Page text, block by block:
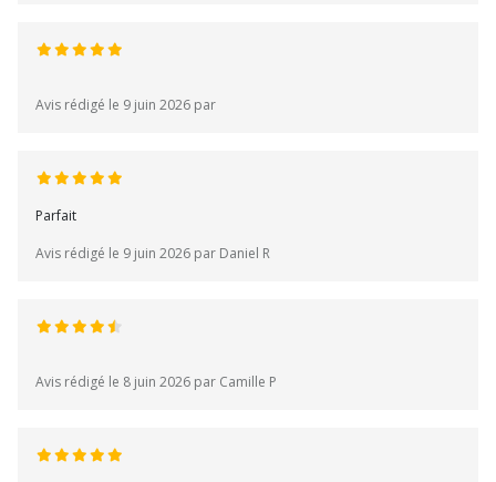
Avis rédigé le 9 juin 2026 par
Parfait
Avis rédigé le 9 juin 2026 par Daniel R
Avis rédigé le 8 juin 2026 par Camille P